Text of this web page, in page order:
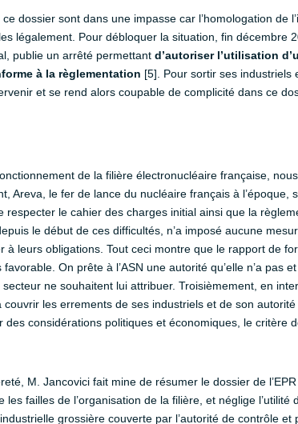
dossier sont dans une impasse car l’homologation de
légalement. Pour débloquer la situation, fin décembre
publie un arrêté permettant d’autoriser l’utilisation
à la règlementation [5]. Pour sortir ses industriels
et se rend alors coupable de complicité dans ce
de la filière électronucléaire française,
Areva, le fer de lance du nucléaire français à l’époque,
le cahier des charges initial ainsi que la
le début de ces difficultés, n’a imposé aucune
leurs obligations. Tout ceci montre que le rapport de
On prête à l’ASN une autorité qu’elle n’a pas
ne souhaitent lui attribuer. Troisièmement, en
couvrir les errements de ses industriels et de son
considérations politiques et économiques, le critère
M. Jancovici fait mine de résumer le dossier de
failles de l’organisation de la filière, et néglige l’utilité
grossière couverte par l’autorité de contrôle et